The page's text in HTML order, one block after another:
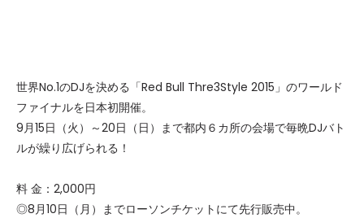
世界No.1のDJを決める「Red Bull Thre3Style 2015」のワールド
ファイナルを日本初開催。
9月15日（火）～20日（日）まで都内６カ所の会場で毎晩DJバト
ルが繰り広げられる！
料 金：2,000円
◎8月10日（月）までローソンチケットにて先行販売中。